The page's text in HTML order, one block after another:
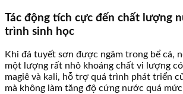
Tác động tích cực đến chất lượng
trình sinh học
Khi đá tuyết sơn được ngâm trong bể cá,
một lượng rất nhỏ khoáng chất vi lượng
magiê và kali, hỗ trợ quá trình phát triển
mà không làm tăng độ cứng nước quá